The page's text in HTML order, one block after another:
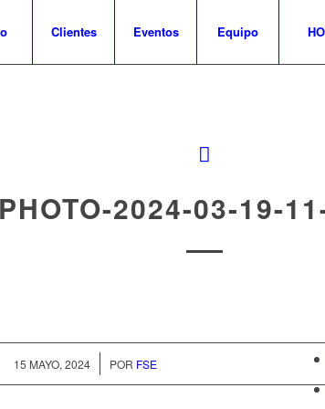
Clientes Eventos Equipo
2024-03-19-
15 MAYO, 2024
/ POR FSE